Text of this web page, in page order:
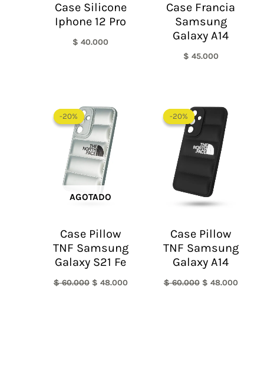
Case Silicone
Iphone 12 Pro
$ 40.000
Case Francia
Samsung
Galaxy A14
$ 45.000
-20%
AGOTADO
-20%
Case Pillow
TNF Samsung
Galaxy S21 Fe
$60.000
precio
original
era:
$ 60.000.
$ 48.000
-20%
-20%
Case Pillow
TNF Samsung
Galaxy A14
$60.000
precio
original
era:
$ 60.000.
$ 48.000